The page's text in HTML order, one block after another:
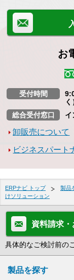
お
受付時間
く
総合受付窓口
イ
卸販売について
ビジネスパート
ERPナビ トップ 製品
けソリューション
資料請求
具体的なご検討前の
製品を探す